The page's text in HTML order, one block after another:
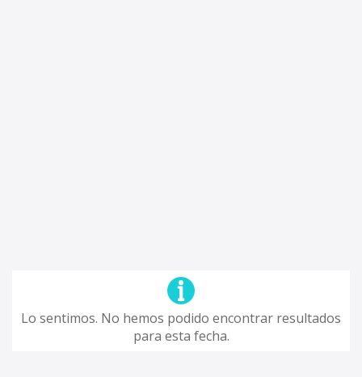
Lo sentimos. No hemos podido encontrar resultados
para esta fecha.